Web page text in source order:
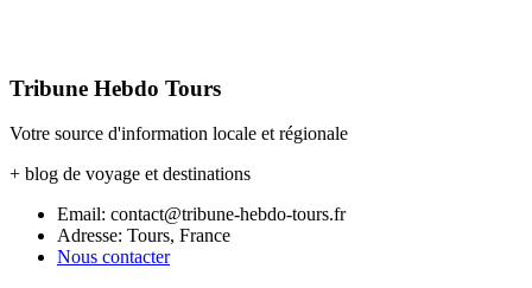
Tribune Hebdo Tours
Votre source d'information locale et régionale
+ blog de voyage et destinations
Email: contact@tribune-hebdo-tours.fr
Adresse: Tours, France
Nous contacter